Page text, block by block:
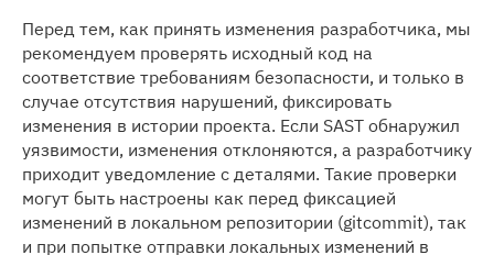
Перед тем, как принять изменения разработчика, мы
рекомендуем проверять исходный код на
соответствие требованиям безопасности, и только в
случае отсутствия нарушений, фиксировать
изменения в истории проекта. Если SAST обнаружил
уязвимости, изменения отклоняются, а разработчику
приходит уведомление с деталями. Такие проверки
могут быть настроены как перед фиксацией
изменений в локальном репозитории (gitcommit), так
и при попытке отправки локальных изменений в